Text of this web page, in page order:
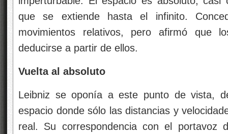
que se extiende hasta el infinito.
movimientos relativos, pero afirmó que
deducirse a partir de ellos.
Vuelta al absoluto
Leibniz se oponía a este punto de vista,
espacio donde sólo las distancias y
real. Su correspondencia con el portavoz